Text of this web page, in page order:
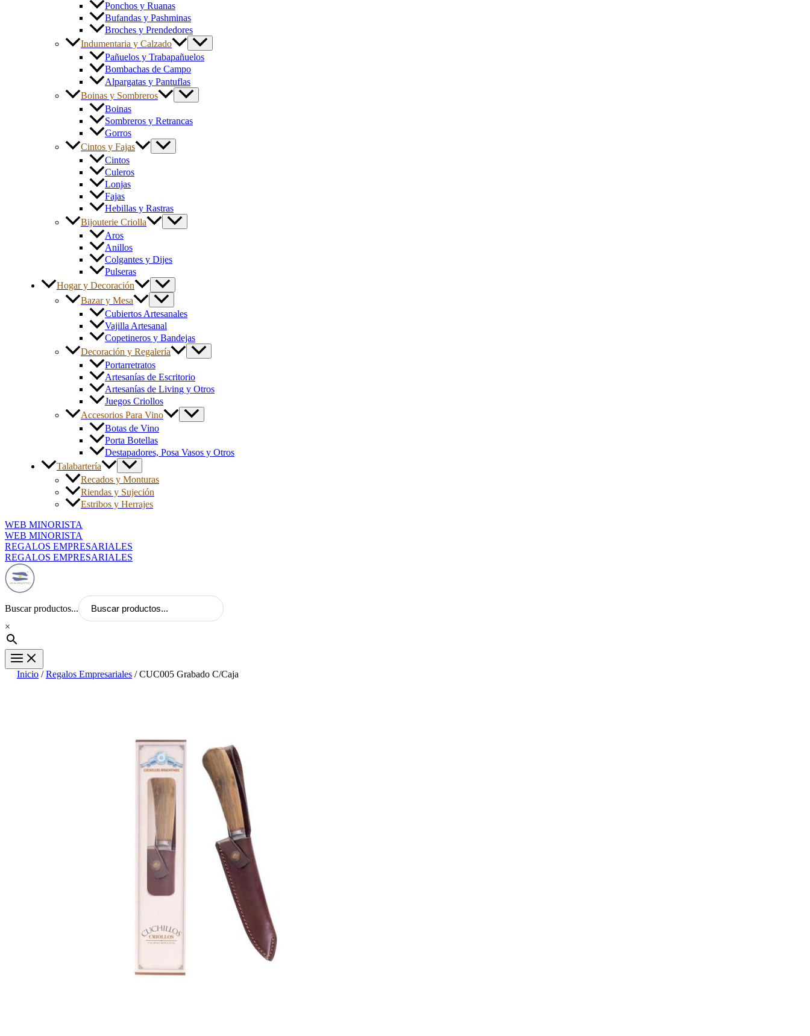
Ponchos y Ruanas
Bufandas y Pashminas
Broches y Prendedores
Indumentaria y Calzado
Pañuelos y Trabapañuelos
Bombachas de Campo
Alpargatas y Pantuflas
Boinas y Sombreros
Boinas
Sombreros y Retrancas
Gorros
Cintos y Fajas
Cintos
Culeros
Lonjas
Fajas
Hebillas y Rastras
Bijouterie Criolla
Aros
Anillos
Colgantes y Dijes
Pulseras
Hogar y Decoración
Bazar y Mesa
Cubiertos Artesanales
Vajilla Artesanal
Copetineros y Bandejas
Decoración y Regalería
Portarretratos
Artesanías de Escritorio
Artesanías de Living y Otros
Juegos Criollos
Accesorios Para Vino
Botas de Vino
Porta Botellas
Destapadores, Posa Vasos y Otros
Talabartería
Recados y Monturas
Riendas y Sujeción
Estribos y Herrajes
WEB MINORISTA
WEB MINORISTA
REGALOS EMPRESARIALES
REGALOS EMPRESARIALES
Buscar productos...
×
Inicio /Regalos Empresariales / CUC005 Grabado C/Caja